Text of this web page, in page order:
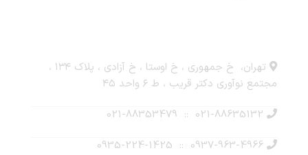
تهران، خ جمهوری ، خ اوستا ، خ آزادی ، پلاک ۱۳۴ ،
مجتمع نوآوری دکتر قریب ، ط ۶ واحد ۴۵